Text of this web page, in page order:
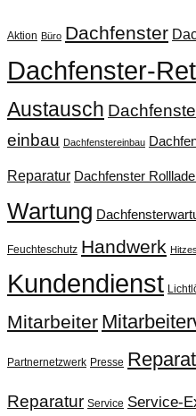
Aktion Büro Dachfenster
Dachfenster-
Austausch
einbau Dachfenstereinbau
Reparatur Dachfenster
Wartung
Feuchteschutz Handwerk
Kundendienst
Mitarbeiter
Partnernetzwerk Presse
Reparatur Service Service-